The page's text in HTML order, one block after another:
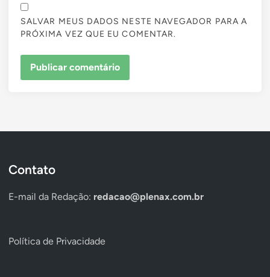
SALVAR MEUS DADOS NESTE NAVEGADOR PARA A
PRÓXIMA VEZ QUE EU COMENTAR.
Contato
E-mail da Redação: redacao@plenax.com.br
Política de Privacidade